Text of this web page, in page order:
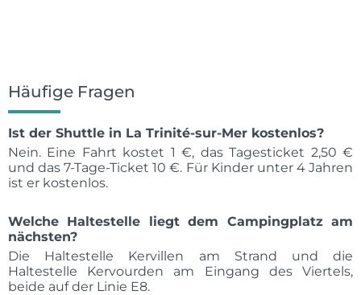
Häufige Fragen
Ist der Shuttle in La Trinité-sur-Mer kostenlos?
Nein. Eine Fahrt kostet 1 €, das Tagesticket 2,50 €
und das 7-Tage-Ticket 10 €. Für Kinder unter 4 Jahren
ist er kostenlos.
Welche Haltestelle liegt dem Campingplatz am
nächsten?
Die Haltestelle Kervillen am Strand und die
Haltestelle Kervourden am Eingang des Viertels,
beide auf der Linie E8.